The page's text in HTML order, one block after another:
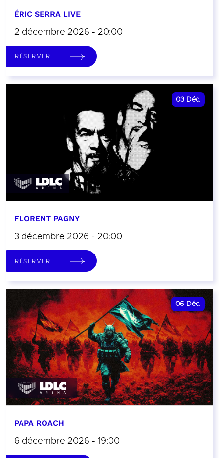
ÉRIC SERRA LIVE
2 décembre 2026 - 20:00
RÉSERVER
03 Déc.
FLORENT PAGNY
3 décembre 2026 - 20:00
RÉSERVER
06 Déc.
PAPA ROACH
6 décembre 2026 - 19:00